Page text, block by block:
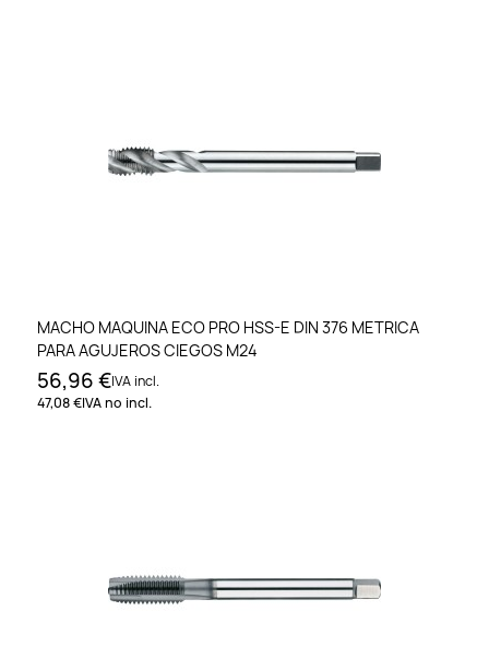
MACHO MAQUINA ECO PRO HSS-E DIN 376 METRICA
PARA AGUJEROS CIEGOS M24
56,96 €IVA incl.
47,08 €IVA no incl.